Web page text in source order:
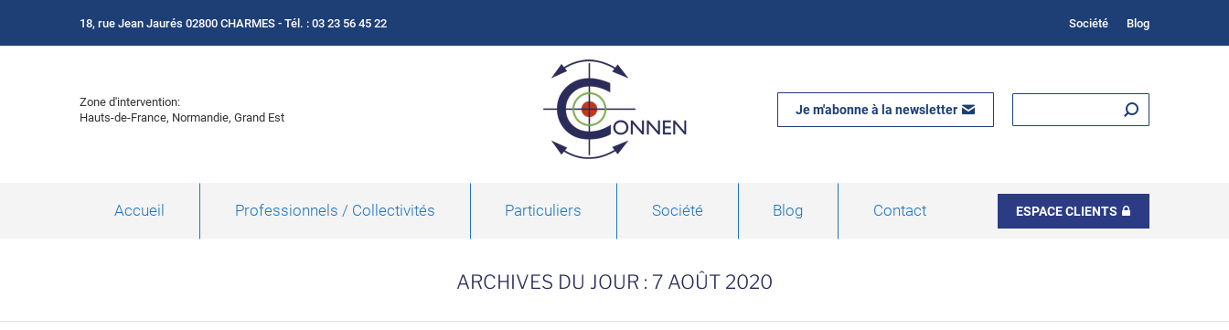
18, rue Jean Jaurés 02800 CHARMES - Tél. : 03 23 56 45 22 Société Blog
Zone d'intervention:
Hauts-de-France, Normandie, Grand Est
Je m'abonne à la newsletter
Accueil Professionnels / Collectivités Particuliers Société Blog Contact ESPACE CLIENTS
ARCHIVES DU JOUR : 7 AOÛT 2020